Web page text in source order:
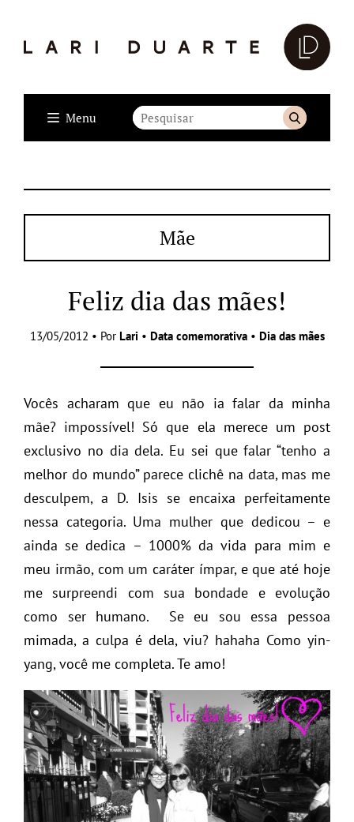
Menu
Mãe
Feliz dia das mães!
13/05/2012 • Por Lari • Data comemorativa• Dia das mães
Vocês acharam que eu não ia falar da minha
mãe? impossível! Só que ela merece um post
exclusivo no dia dela. Eu sei que falar “tenho a
melhor do mundo” parece clichê na data, mas me
desculpem, a D. Isis se encaixa perfeitamente
nessa categoria. Uma mulher que dedicou – e
ainda se dedica – 1000% da vida para mim e
meu irmão, com um caráter ímpar, e que até hoje
me surpreendi com sua bondade e evolução
como ser humano. Se eu sou essa pessoa
mimada, a culpa é dela, viu? hahaha Como yin-
yang, você me completa. Te amo!